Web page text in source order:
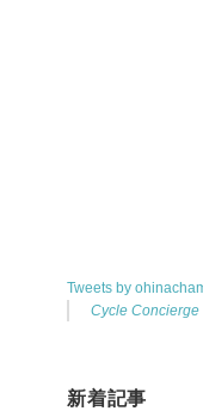
Tweets by
Cycle Concierge
新着記事